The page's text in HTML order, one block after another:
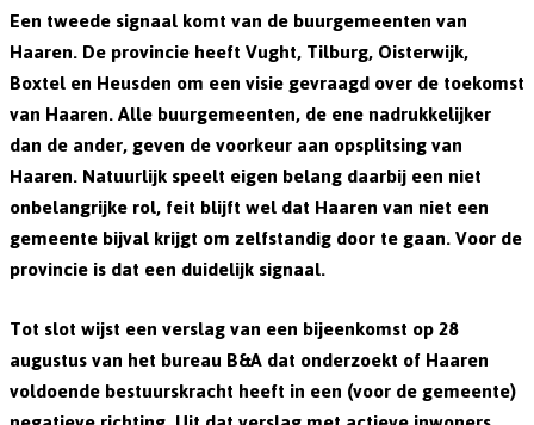
Een tweede signaal komt van de buurgemeenten van
Haaren. De provincie heeft Vught, Tilburg, Oisterwijk,
Boxtel en Heusden om een visie gevraagd over de toekomst
van Haaren. Alle buurgemeenten, de ene nadrukkelijker
dan de ander, geven de voorkeur aan opsplitsing van
Haaren. Natuurlijk speelt eigen belang daarbij een niet
onbelangrijke rol, feit blijft wel dat Haaren van niet een
gemeente bijval krijgt om zelfstandig door te gaan. Voor de
provincie is dat een duidelijk signaal.
Tot slot wijst een verslag van een bijeenkomst op 28
augustus van het bureau B&A dat onderzoekt of Haaren
voldoende bestuurskracht heeft in een (voor de gemeente)